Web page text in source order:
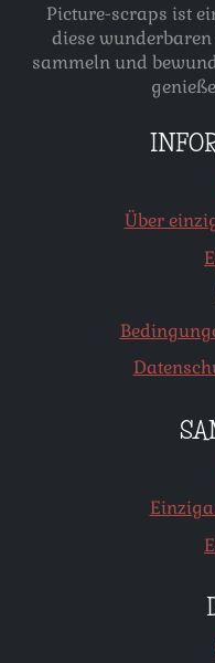
Picture-scraps ist
diese
sammeln und
Über